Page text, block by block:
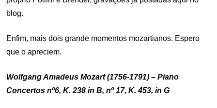
blog.
Enfim, mais dois grande momentos mozartianos. Espero
que o apreciem.
Wolfgang Amadeus Mozart (1756-1791) – Piano
Concertos nº6, K. 238 in B, nº 17, K. 453, in G